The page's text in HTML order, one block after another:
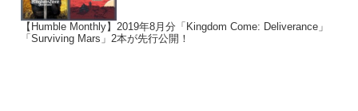
【Humble Monthly】2019年8月分「Kingdom Come: Deliverance」
「Surviving Mars」2本が先行公開！